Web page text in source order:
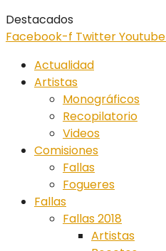
Destacados
Facebook-f TwitterYoutube
Actualidad
Artistas
Monográficos
Recopilatorio
Videos
Comisiones
Fallas
Fogueres
Fallas
Fallas 2018
Artistas